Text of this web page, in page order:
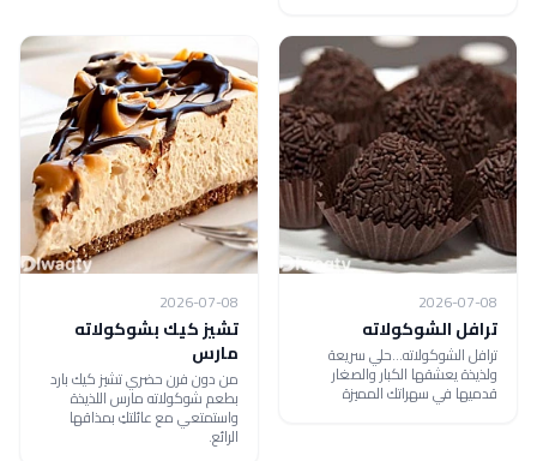
2026-07-08
ترافل الشوكولاته
ترافل الشوكولاته...حلي سريعة
ولذيذة يعشقها الكبار والصغار
قدميها في سهراتك المميزة
2026-07-08
تشيز كيك بشوكولاته
مارس
من دون فرن حضري تشيز كيك بارد
بطعم شوكولاته مارس اللذيذة
واستمتعي مع عائلتكِ بمذاقها
الرائع.